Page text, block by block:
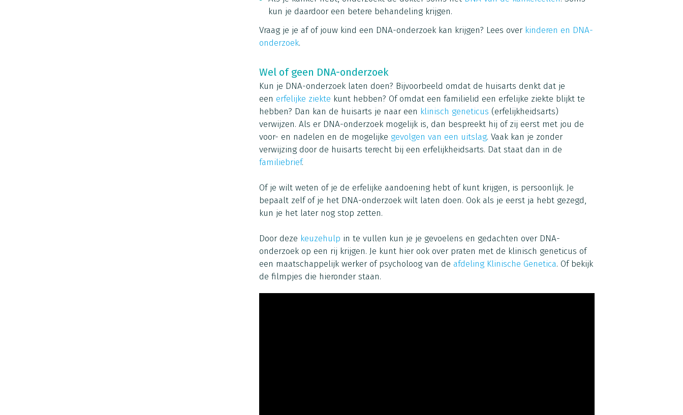
kun je daardoor een betere behandeling krijgen.
Vraag je je af of jouw kind een DNA-onderzoek kan krijgen? Lees over kinderen en DNA-
onderzoek.
Wel of geen DNA-onderzoek
Kun je DNA-onderzoek laten doen? Bijvoorbeeld omdat de huisarts denkt dat je
een erfelijke ziekte kunt hebben? Of omdat een familielid een erfelijke ziekte blijkt te
hebben? Dan kan de huisarts je naar een klinisch geneticus (erfelijkheidsarts)
verwijzen. Als er DNA-onderzoek mogelijk is, dan bespreekt hij of zij eerst met jou de
voor- en nadelen en de mogelijke gevolgen van een uitslag. Vaak kan je zonder
verwijzing door de huisarts terecht bij een erfelijkheidsarts. Dat staat dan in de
familiebrief.
Of je wilt weten of je de erfelijke aandoening hebt of kunt krijgen, is persoonlijk. Je
bepaalt zelf of je het DNA-onderzoek wilt laten doen. Ook als je eerst ja hebt gezegd,
kun je het later nog stop zetten.
Door deze keuzehulp in te vullen kun je je gevoelens en gedachten over DNA-
onderzoek op een rij krijgen. Je kunt hier ook over praten met de klinisch geneticus of
een maatschappelijk werker of psycholoog van de afdeling Klinische Genetica. Of bekijk
de filmpjes die hieronder staan.